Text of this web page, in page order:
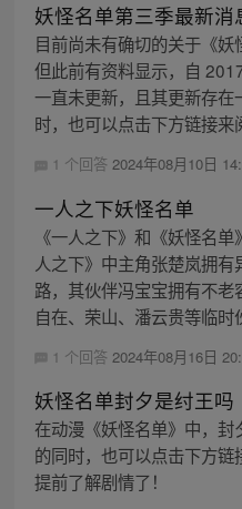
妖怪名单第三季最新消
目前尚未有确切的关于《妖
但此前有资料显示，自
一直未更新，且其更新存
时，也可以点击下方链接来
1 个回答 2024年08月10日
一人之下妖怪名单
《一人之下》和《妖怪名
人之下》中主角张楚岚拥
路，其伙伴冯宝宝拥有不
自在、荣山、潘云贵等临
1 个回答 2024年08月16日
妖怪名单封夕是纣王吗
在动漫《妖怪名单》中，
的同时，也可以点击下方
提前了解剧情了！